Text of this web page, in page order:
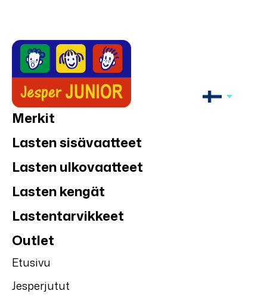
Merkit
Lasten sisävaatteet
Lasten ulkovaatteet
Lasten kengät
Lastentarvikkeet
Outlet
Etusivu
Jesperjutut